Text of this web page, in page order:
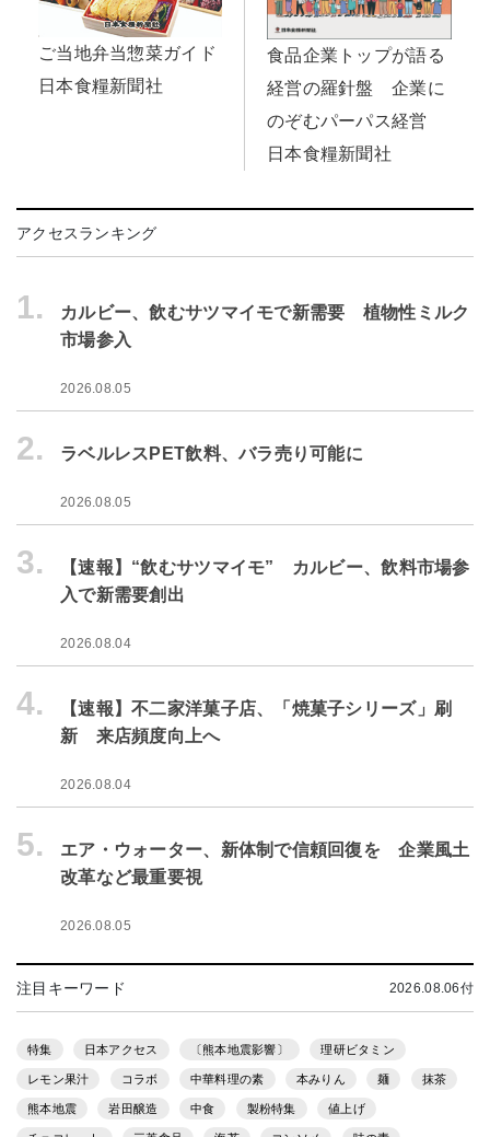
ご当地弁当惣菜ガイド
日本食糧新聞社
食品企業トップが語る
経営の羅針盤 企業に
のぞむパーパス経営
日本食糧新聞社
アクセスランキング
1.
カルビー、飲むサツマイモで新需要 植物性ミルク
市場参入
2026.08.05
2. ラベルレスPET飲料、バラ売り可能に
2026.08.05
3.
【速報】“飲むサツマイモ” カルビー、飲料市場参
入で新需要創出
2026.08.04
4.
【速報】不二家洋菓子店、「焼菓子シリーズ」刷
新 来店頻度向上へ
2026.08.04
5.
エア・ウォーター、新体制で信頼回復を 企業風土
改革など最重要視
2026.08.05
注目キーワード 2026.08.06付
特集 日本アクセス 〔熊本地震影響〕 理研ビタミン
レモン果汁 コラボ 中華料理の素 本みりん 麺 抹茶
熊本地震 岩田醸造 中食 製粉特集 値上げ